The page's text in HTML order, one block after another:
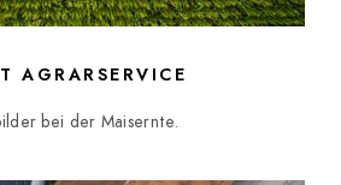
AGRARSERVICE
bei der Maisernte.